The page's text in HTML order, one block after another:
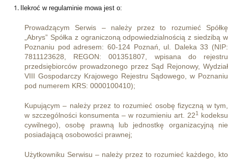
Ilekroć w regulaminie mowa jest o:
Prowadzącym Serwis – należy przez to rozumieć Spółkę
„Abrys” Spółka z ograniczoną odpowiedzialnością z siedzibą w
Poznaniu pod adresem: 60-124 Poznań, ul. Daleka 33 (NIP:
7811123628, REGON: 001351807, wpisana do rejestru
przedsiębiorców prowadzonego przez Sąd Rejonowy, Wydział
VIII Gospodarczy Krajowego Rejestru Sądowego, w Poznaniu
pod numerem KRS: 0000100410);
Kupującym – należy przez to rozumieć osobę fizyczną w tym,
w szczególności konsumenta – w rozumieniu art. 221
kodeksu
cywilnego), osobę prawną lub jednostkę organizacyjną nie
posiadającą osobowości prawnej;
Użytkowniku Serwisu – należy przez to rozumieć każdego, kto